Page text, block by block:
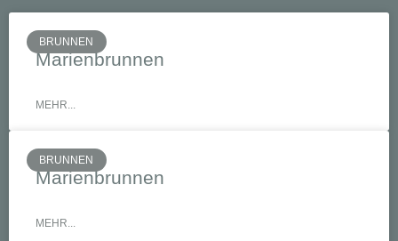
BRUNNEN
Marienbrunnen
MEHR...
BRUNNEN
Marienbrunnen
MEHR...